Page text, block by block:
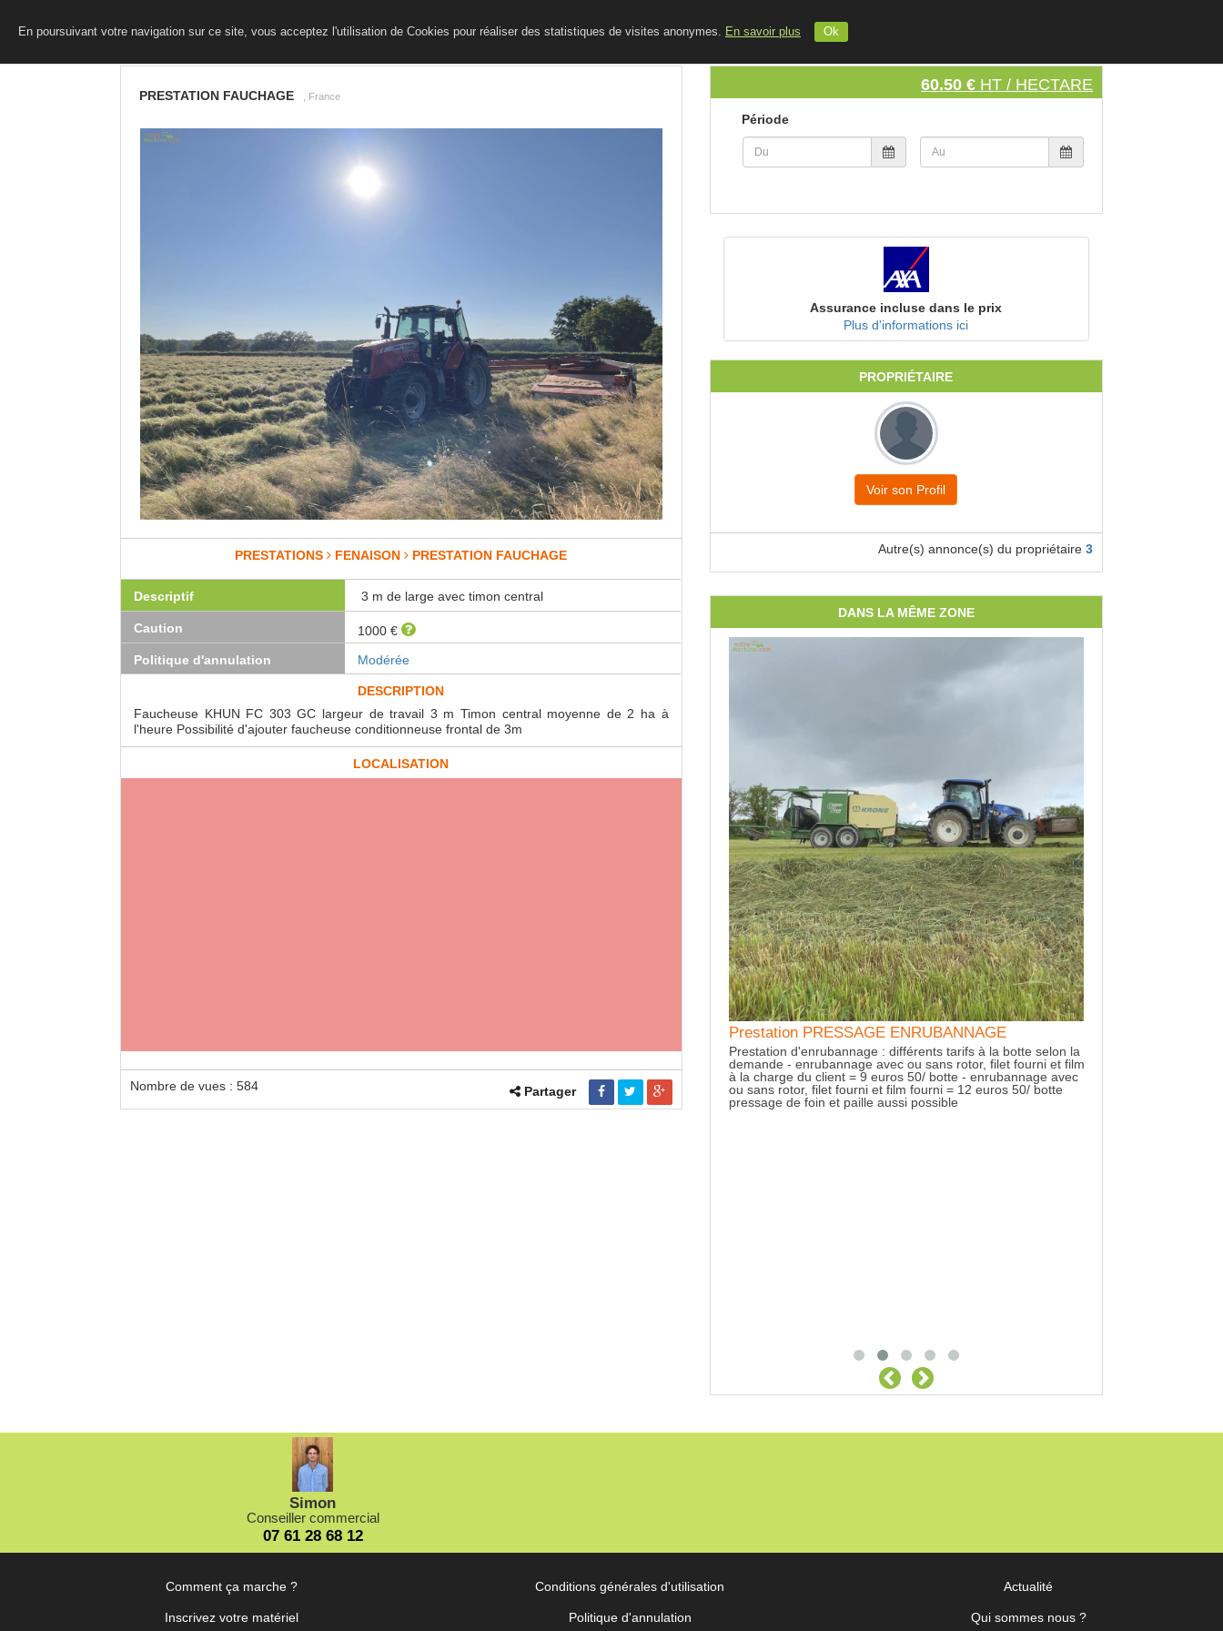
INSCRIVEZ VOTRE MATERIEL
En poursuivant votre navigation sur ce site, vous acceptez l'utilisation de Cookies pour réaliser des statistiques de visites anonymes. En savoir plus Ok
PRESTATION FAUCHAGE , France
PRESTATIONS FENAISON PRESTATION FAUCHAGE
Descriptif 3 m de large avec timon central
Caution
1000 €
Politique d'annulation
Modérée
DESCRIPTION
Faucheuse KHUN FC 303 GC largeur de travail 3 m Timon central moyenne de 2 ha à
l'heure Possibilité d'ajouter faucheuse conditionneuse frontal de 3m
LOCALISATION
Nombre de vues : 584 Partager
60.50 € HT / HECTARE
Période
Assurance incluse dans le prix
Plus d'informations ici
PROPRIÉTAIRE
Voir son Profil
Autre(s) annonce(s) du propriétaire 3
DANS LA MÊME ZONE
Prestation d'enrubannage : différents tarifs à la botte selon la
à la charge du client = 9 euros 50/ botte - enrubannage avec
ou sans rotor, filet fourni et film fourni = 12 euros 50/ botte
pressage de foin et paille aussi possible
Prestation PRESSAGE ENRUBANNAGE
Prestation d'enrubannage : différents tarifs à la botte selon la
demande - enrubannage avec ou sans rotor, filet fourni et film
à la charge du client = 9 euros 50/ botte - enrubannage avec
ou sans rotor, filet fourni et film fourni = 12 euros 50/ botte
pressage de foin et paille aussi possible
Simon
Conseiller commercial
07 61 28 68 12
Comment ça marche ?
Inscrivez votre matériel
Conditions générales d'utilisation
Politique d'annulation
Actualité
Qui sommes nous ?